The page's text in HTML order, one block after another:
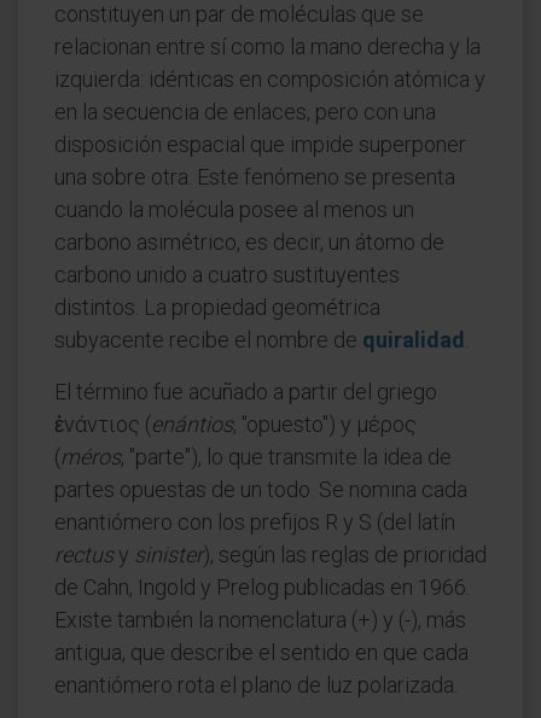
constituyen un par de moléculas que se
relacionan entre sí como la mano derecha y la
izquierda: idénticas en composición atómica y
en la secuencia de enlaces, pero con una
disposición espacial que impide superponer
una sobre otra. Este fenómeno se presenta
cuando la molécula posee al menos un
carbono asimétrico, es decir, un átomo de
carbono unido a cuatro sustituyentes
distintos. La propiedad geométrica
subyacente recibe el nombre de quiralidad
El término fue acuñado a partir del griego
ἐνάντιος (enántios, "opuesto") y μέρος
(méros, "parte"), lo que transmite la idea de
partes opuestas de un todo. Se nomina cada
enantiómero con los prefijos R y S (del latín
rectusy sinister), según las reglas de prioridad
de Cahn, Ingold y Prelog publicadas en 1966.
Existe también la nomenclatura (+) y (-), más
antigua, que describe el sentido en que cada
enantiómero rota el plano de luz polarizada.